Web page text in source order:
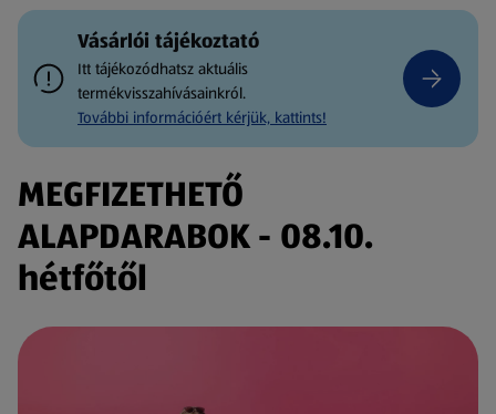
Vásárlói tájékoztató
Itt tájékozódhatsz aktuális
termékvisszahívásainkról.
További információért kérjük, kattints!
MEGFIZETHETŐ
ALAPDARABOK - 08.10.
hétfőtől